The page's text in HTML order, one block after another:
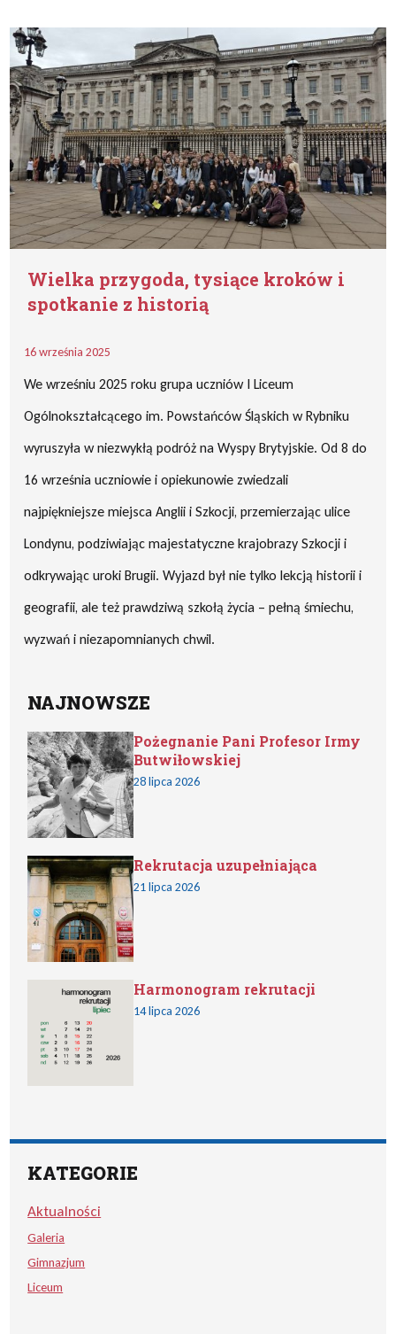
Wielka przygoda, tysiące kroków i
spotkanie z historią
16 września 2025
We wrześniu 2025 roku grupa uczniów I Liceum
Ogólnokształcącego im. Powstańców Śląskich w Rybniku
wyruszyła w niezwykłą podróż na Wyspy Brytyjskie. Od 8 do
16 września uczniowie i opiekunowie zwiedzali
najpiękniejsze miejsca Anglii i Szkocji, przemierzając ulice
Londynu, podziwiając majestatyczne krajobrazy Szkocji i
odkrywając uroki Brugii. Wyjazd był nie tylko lekcją historii i
geografii, ale też prawdziwą szkołą życia – pełną śmiechu,
wyzwań i niezapomnianych chwil.
NAJNOWSZE
Pożegnanie Pani Profesor Irmy
Butwiłowskiej
28 lipca 2026
Rekrutacja uzupełniająca
21 lipca 2026
Harmonogram rekrutacji
14 lipca 2026
KATEGORIE
Aktualności
Galeria
Gimnazjum
Liceum